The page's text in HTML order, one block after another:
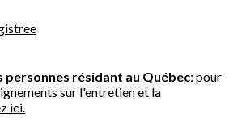
résidant au Québec: pour
sur l'entretien et la
ici.